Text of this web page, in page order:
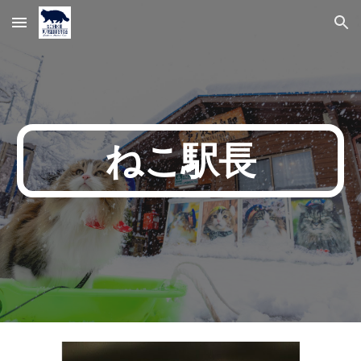
Skip to main content Skip to navigation
ねこ駅長